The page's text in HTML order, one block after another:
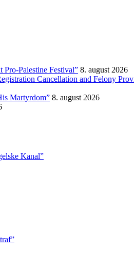
Palestine Festival” 8. august 2026
Cancellation and Felony
Martyrdom” 8. august 2026
Kanal”